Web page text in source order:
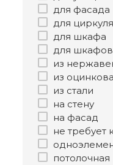
для фасада
для
для шкафа
для шкафов
из
из
из стали
на стену
на фасад
не требует
потолочная